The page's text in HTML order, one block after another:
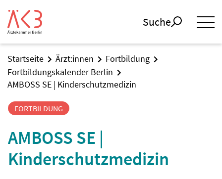
Suche
Startseite Ärzt:innen
Fortbildung
Fortbildungskalender Berlin
AMBOSS SE | Kinderschutzmedizin
FORTBILDUNG
AMBOSS SE |
Kinderschutzmedizin